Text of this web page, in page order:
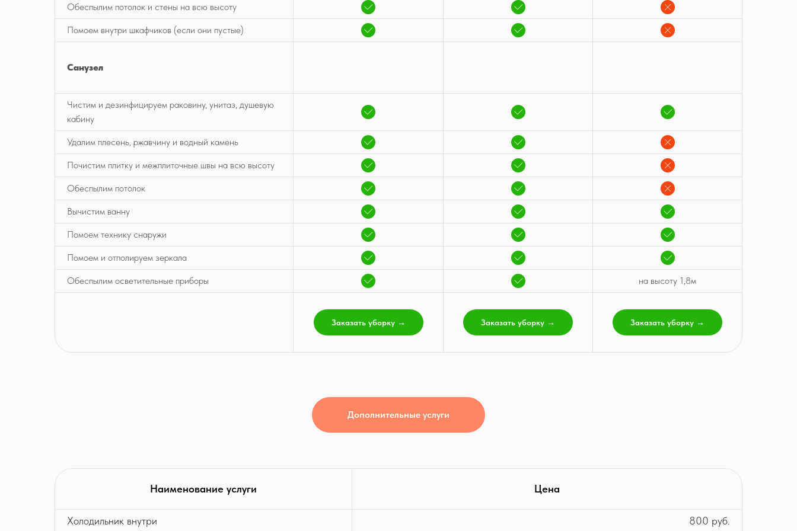
Обеспылим потолок и стены на всю высоту
Помоем внутри шкафчиков (если они пустые)
Санузел
Чистим и дезинфицируем раковину, унитаз, душевую
кабину
Удалим плесень, ржавчину и водный камень
Почистим плитку и межплиточные швы на всю высоту
Обеспылим потолок
Вычистим ванну
Помоем технику снаружи
Помоем и отполируем зеркала
Обеспылим осветительные приборы на высоту 1,8м
Заказать уборку → Заказать уборку → Заказать уборку →
Дополнительные услуги
Наименование услуги Цена
Холодильник внутри 800 руб.